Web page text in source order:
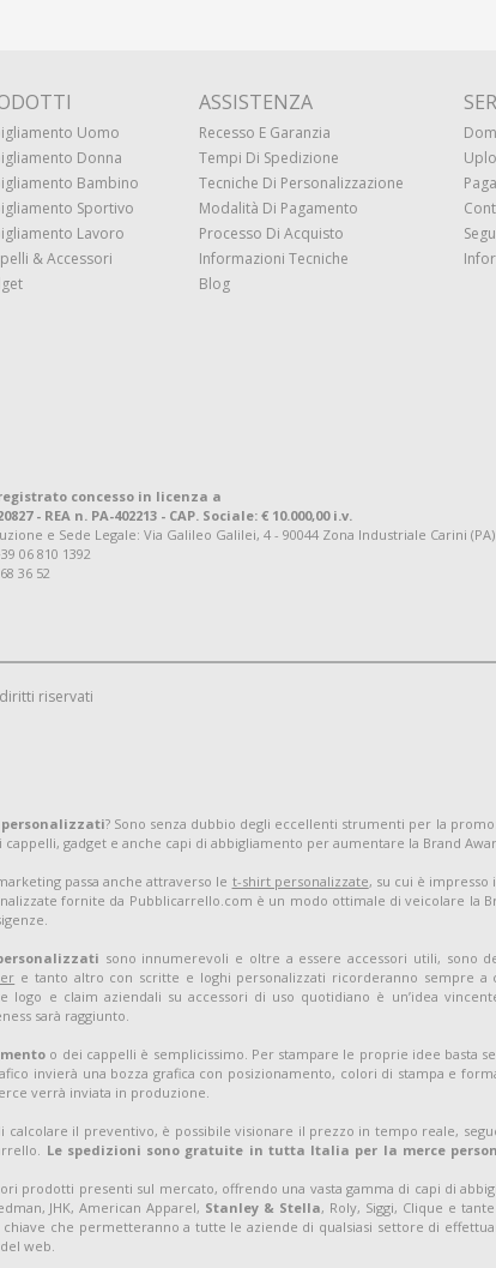
Uomo
Donna
Bambino
Sportivo
Lavoro
& Accessori
ASSISTENZA
Recesso E Garanzia
Tempi Di Spedizione
Tecniche Di Personalizzazione
Modalità Di Pagamento
Processo Di Acquisto
Informazioni Tecniche
Blog
concesso in licenza a
- REA n. PA-402213 - CAP. Sociale: € 10.000,00 i.v.
e Sede Legale: Via Galileo Galilei, 4 - 90044 Zona Industriale Carini (PA)
06 810 1392
36 52
riservati
personalizzati? Sono senza dubbio degli eccellenti strumenti per la
cappelli, gadget e anche capi di abbigliamento per aumentare la Brand
passa anche attraverso le t-shirt personalizzate, su cui è impresso
fornite da Pubblicarrello.com è un modo ottimale di veicolare la
sono innumerevoli e oltre a essere accessori utili, sono
e tanto altro con scritte e loghi personalizzati ricorderanno sempre a
logo e claim aziendali su accessori di uso quotidiano è un’idea
sarà raggiunto.
o dei cappelli è semplicissimo. Per stampare le proprie idee basta
invierà una bozza grafica con posizionamento, colori di stampa e
verrà inviata in produzione.
il preventivo, è possibile visionare il prezzo in tempo reale,
Le spedizioni sono gratuite in tutta Italia per la merce
prodotti presenti sul mercato, offrendo una vasta gamma di capi di
JHK, American Apparel, Stanley & Stella, Roly, Siggi, Clique e
che permetteranno a tutte le aziende di qualsiasi settore di
web.